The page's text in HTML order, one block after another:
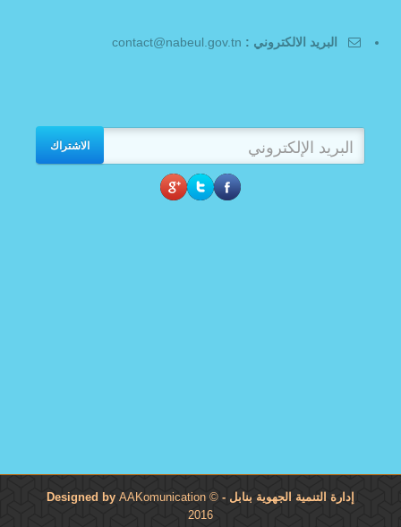
البريد الالكتروني :
الاشتراك
إدارة التنمية الجهوية بنابل - Designed by
AAKomunication ©
2016